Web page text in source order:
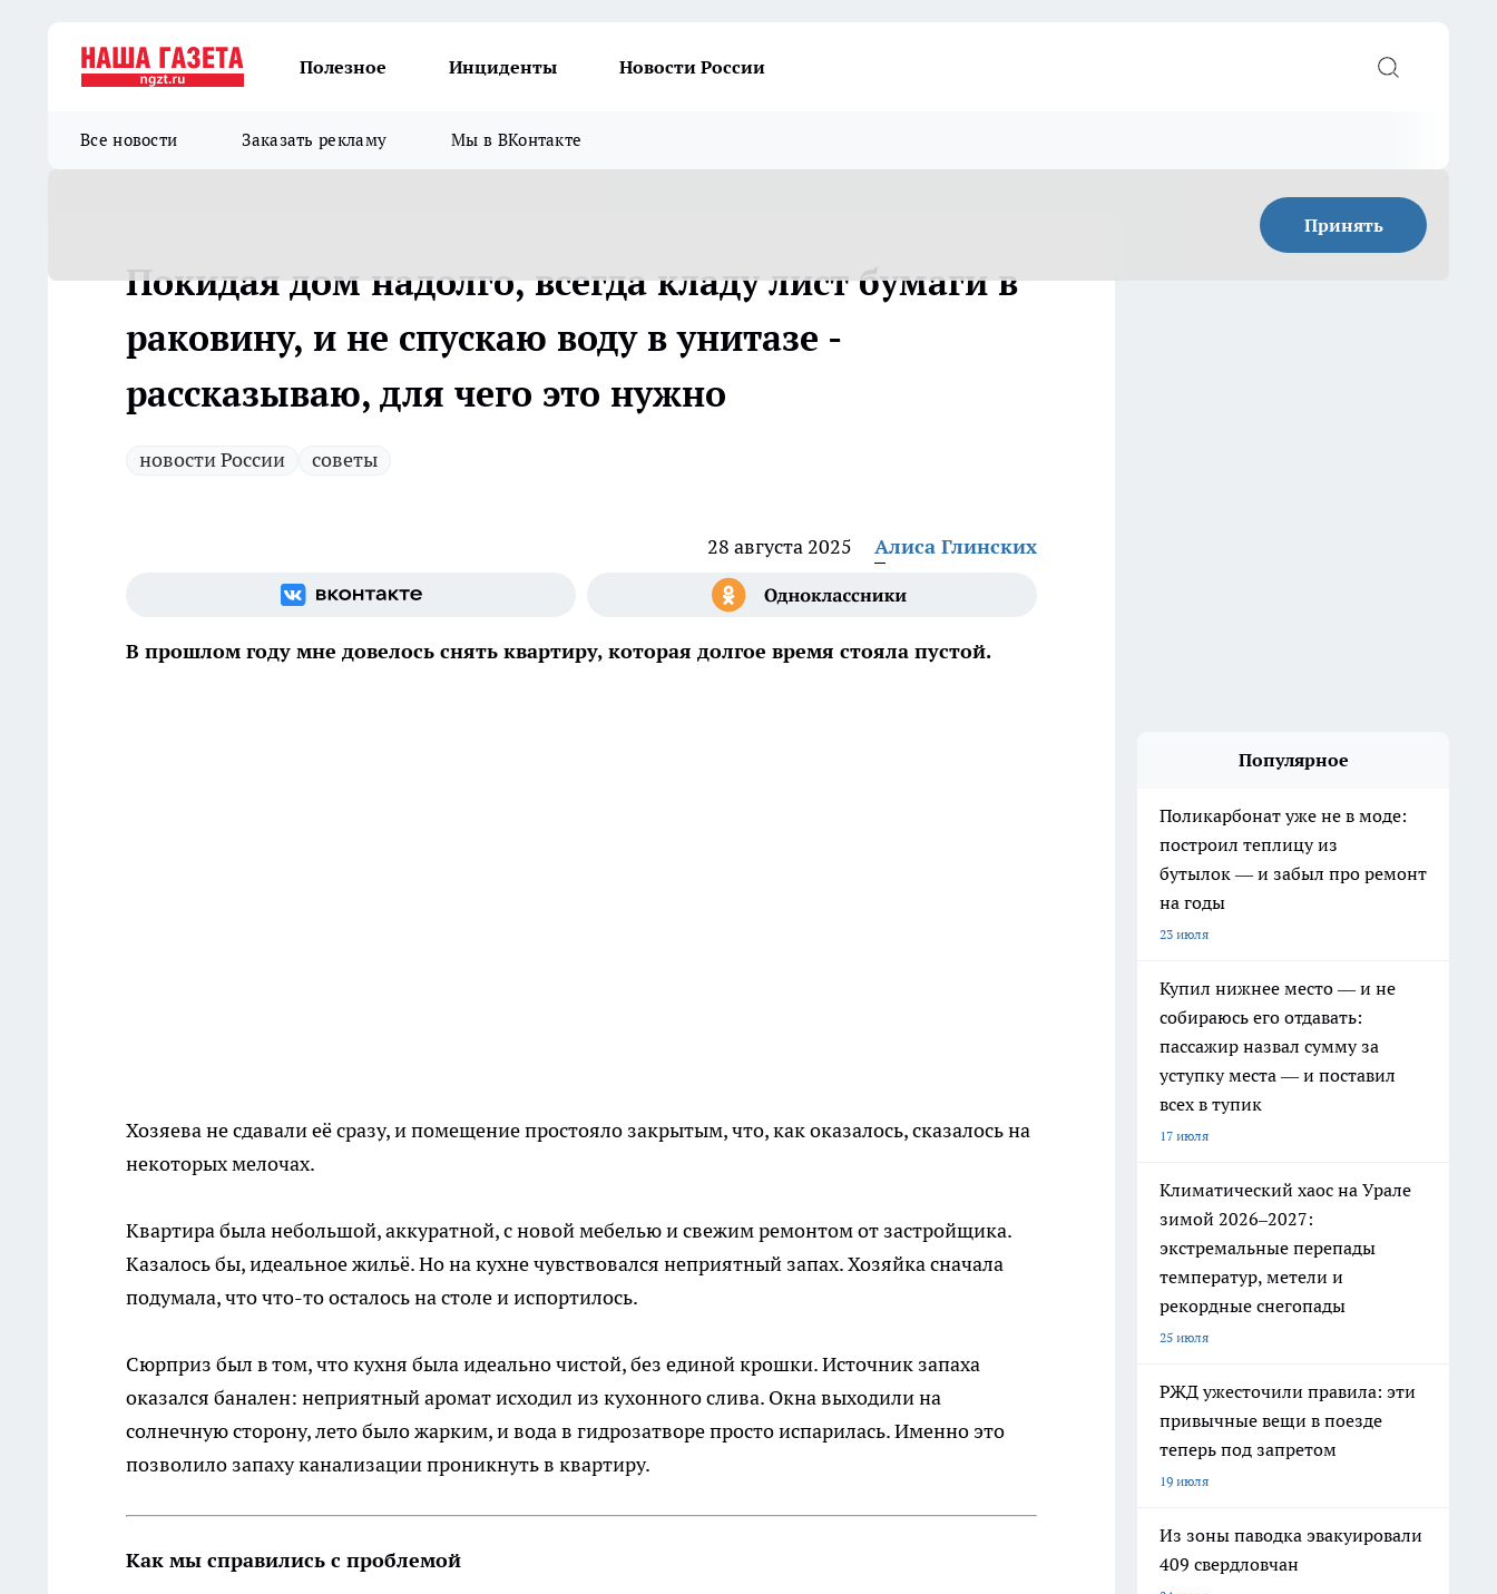
Полезное Инциденты Новости России
Все новости Заказать рекламу Мы в ВКонтакте
Принять
Покидая дом надолго, всегда кладу лист бумаги в
раковину, и не спускаю воду в унитазе -
рассказываю, для чего это нужно
новости России советы
28 августа 2025 Алиса Глинских
В прошлом году мне довелось снять квартиру, которая долгое время стояла пустой.
Хозяева не сдавали её сразу, и помещение простояло закрытым, что, как оказалось, сказалось на
некоторых мелочах.
Квартира была небольшой, аккуратной, с новой мебелью и свежим ремонтом от застройщика.
Казалось бы, идеальное жильё. Но на кухне чувствовался неприятный запах. Хозяйка сначала
подумала, что что-то осталось на столе и испортилось.
Сюрприз был в том, что кухня была идеально чистой, без единой крошки. Источник запаха
оказался банален: неприятный аромат исходил из кухонного слива. Окна выходили на
солнечную сторону, лето было жарким, и вода в гидрозатворе просто испарилась. Именно это
позволило запаху канализации проникнуть в квартиру.
Как мы справились с проблемой
Популярное
Поликарбонат уже не в моде:
построил теплицу из
бутылок — и забыл про ремонт
на годы
23 июля
Купил нижнее место — и не
собираюсь его отдавать:
пассажир назвал сумму за
уступку места — и поставил
всех в тупик
17 июля
Климатический хаос на Урале
зимой 2026–2027:
экстремальные перепады
температур, метели и
рекордные снегопады
25 июля
РЖД ужесточили правила: эти
привычные вещи в поезде
теперь под запретом
19 июля
Из зоны паводка эвакуировали
409 свердловчан